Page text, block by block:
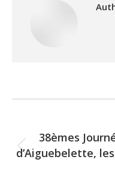
38èmes
d’Aiguebelette,